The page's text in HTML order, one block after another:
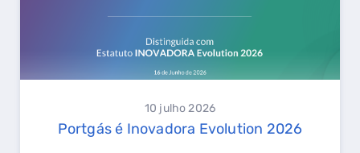
10 julho 2026
Portgás é Inovadora Evolution 2026